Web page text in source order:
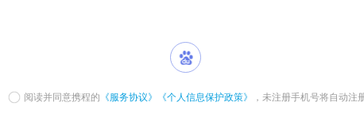
阅读并同意携程的 《服务协议》 《个人信息保护政策》 ，未注册手机号将自动注